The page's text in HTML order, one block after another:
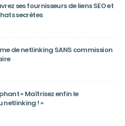
ses fournisseurs de liens SEO et
secrètes
de netlinking SANS commission
« Maîtrisez enfin le
! »